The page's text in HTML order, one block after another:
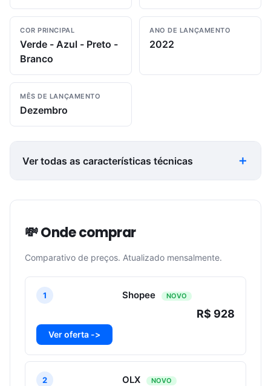
COR PRINCIPAL
Verde - Azul - Preto -
Branco
ANO DE LANÇAMENTO
2022
MÊS DE LANÇAMENTO
Dezembro
Ver todas as características técnicas
💸 Onde comprar
Comparativo de preços. Atualizado mensalmente.
1 Shopee NOVO
R$ 928
Ver oferta ->
2 OLX NOVO